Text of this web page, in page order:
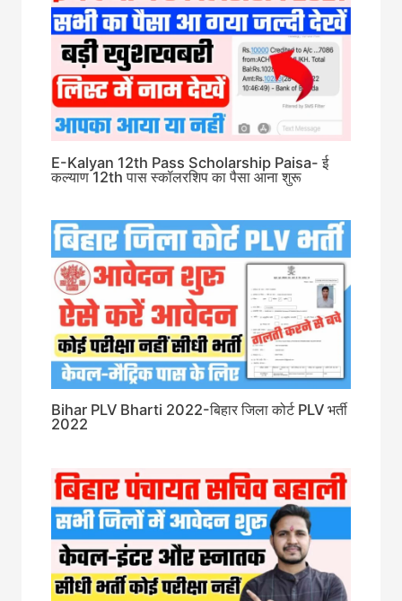
E-Kalyan 12th Pass Scholarship Paisa- ई
कल्याण 12th पास स्कॉलरशिप का पैसा आना शुरू
Bihar PLV Bharti 2022-बिहार जिला कोर्ट PLV भर्ती
2022